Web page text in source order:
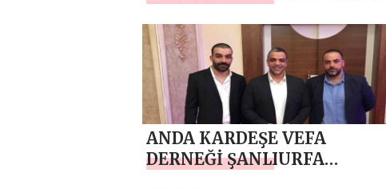
ANDA KARDEŞE VEFA
DERNEĞİ ŞANLIURFA